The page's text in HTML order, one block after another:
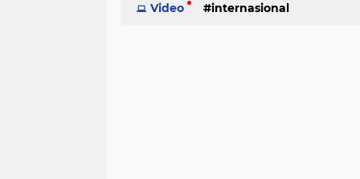
Video internasional